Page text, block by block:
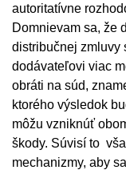
autoritatívne
Domnievam sa, že
distribučnej zmluvy
dodávateľovi viac
obráti na súd,
ktorého výsledok
môžu vzniknúť
škody. Súvisí to
mechanizmy, aby